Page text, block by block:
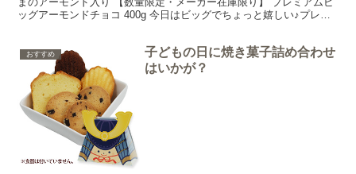
ッグアーモンドチョコ 400g 今日はビッグでちょっと嬉しい♪プレミ
おすすめ
子どもの日に焼き菓子詰め合わせ
はいかが？